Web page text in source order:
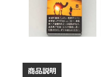
商品説明